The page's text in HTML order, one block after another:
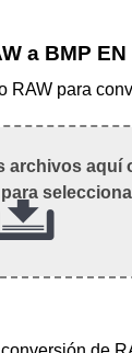
a BMP
RAW para
archivos aquí